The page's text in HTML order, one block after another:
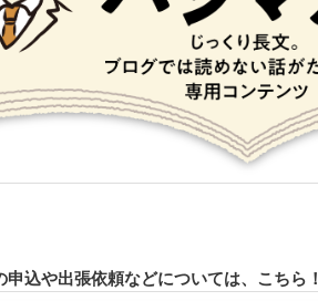
申込や出張依頼などについては、こちら！